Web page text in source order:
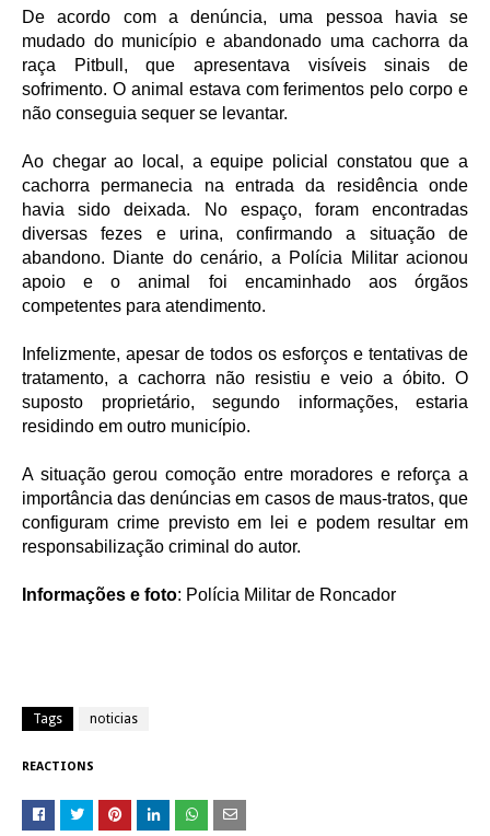
De acordo com a denúncia, uma pessoa havia se
mudado do município e abandonado uma cachorra da
raça Pitbull, que apresentava visíveis sinais de
sofrimento. O animal estava com ferimentos pelo corpo e
não conseguia sequer se levantar.
Ao chegar ao local, a equipe policial constatou que a
cachorra permanecia na entrada da residência onde
havia sido deixada. No espaço, foram encontradas
diversas fezes e urina, confirmando a situação de
abandono. Diante do cenário, a Polícia Militar acionou
apoio e o animal foi encaminhado aos órgãos
competentes para atendimento.
Infelizmente, apesar de todos os esforços e tentativas de
tratamento, a cachorra não resistiu e veio a óbito. O
suposto proprietário, segundo informações, estaria
residindo em outro município.
A situação gerou comoção entre moradores e reforça a
importância das denúncias em casos de maus-tratos, que
configuram crime previsto em lei e podem resultar em
responsabilização criminal do autor.
Informações e foto: Polícia Militar de Roncador
Tags noticias
REACTIONS